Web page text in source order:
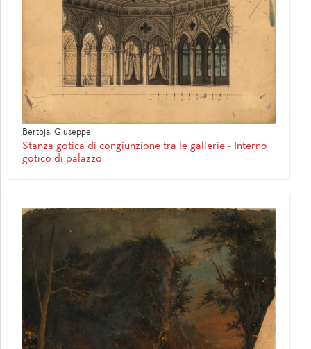
Bertoja, Giuseppe
Stanza gotica di congiunzione tra le gallerie - Interno
gotico di palazzo